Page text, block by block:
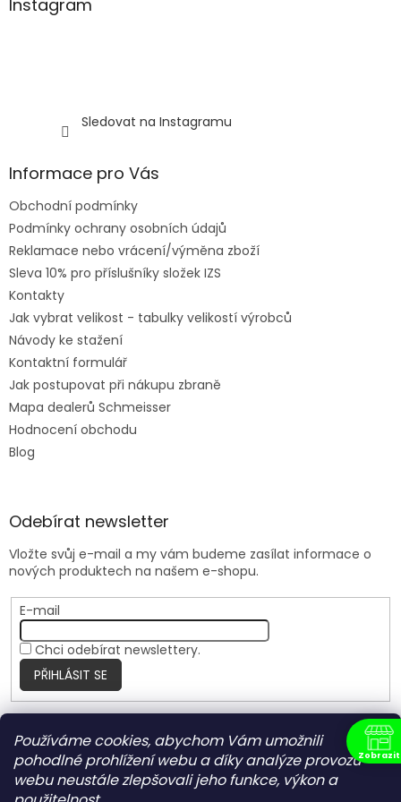
Používáme cookies, abychom Vám umožnili
pohodlné prohlížení webu a díky analýze provozu
webu neustále zlepšovali jeho funkce, výkon a
Instagram
Sledovat na Instagramu
Informace pro Vás
Obchodní podmínky
Podmínky ochrany osobních údajů
Reklamace nebo vrácení/výměna zboží
Sleva 10% pro příslušníky složek IZS
Kontakty
Jak vybrat velikost - tabulky velikostí výrobců
Návody ke stažení
Kontaktní formulář
Jak postupovat při nákupu zbraně
Mapa dealerů Schmeisser
Hodnocení obchodu
Blog
Odebírat newsletter
Vložte svůj e-mail a my vám budeme zasílat informace o
nových produktech na našem e-shopu.
E-mail
Chci odebírat newslettery.
PŘIHLÁSIT SE
Nite Ize Czech
Zobrazit